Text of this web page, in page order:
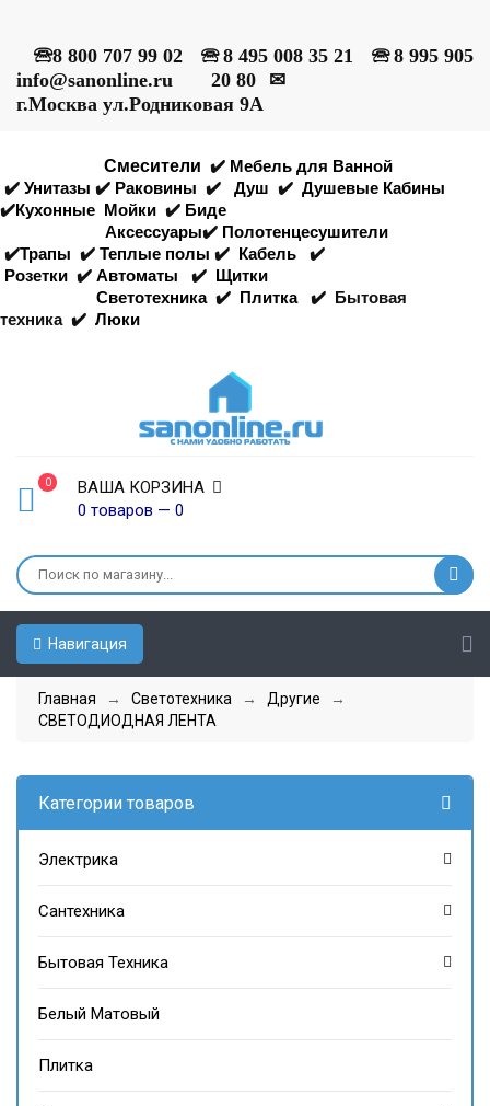
🕾8 800 707 99 02 🕾 8 495 008 35 21 🕾 8 995 905
20 80
✉
info@sanonline.ru
г.Москва ул.Родниковая 9А
Смесители ✔️ Мебель для Ванной
✔️ Унитазы ✔️ Раковины ✔️ Душ ✔️ Душевые Кабины
✔️Кухонные Мойки ✔️ Биде
Аксессуары✔️ Полотенцесушители
✔️Трапы ✔️ Теплые полы ✔️ Кабель
✔️
Розетки ✔️ Автоматы ✔️ Щитки
Светотехника ✔️ Плитка ✔️ Бытовая
техника ✔️ Люки
0
ВАША КОРЗИНА
0 товаров — 0
Навигация
Главная → Светотехника → Другие
→
СВЕТОДИОДНАЯ ЛЕНТА
Категории товаров
Электрика
Сантехника
Бытовая Техника
Белый Матовый
Плитка